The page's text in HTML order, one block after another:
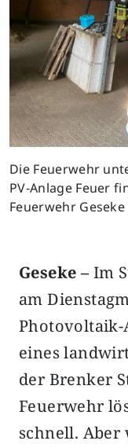
Die Feuerwehr
PV-Anlage Feuer
Feuerwehr Geseke
Geseke – Im
am
Photovoltaik-
eines
der Brenker
Feuerwehr
schnell. Aber